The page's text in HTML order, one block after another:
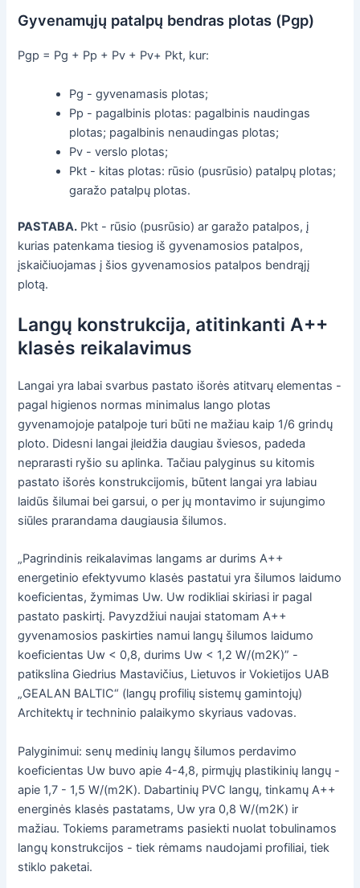
Gyvenamųjų patalpų bendras plotas (Pgp)
Pgp = Pg + Pp + Pv + Pv+ Pkt, kur:
Pg - gyvenamasis plotas;
Pp - pagalbinis plotas: pagalbinis naudingas
plotas; pagalbinis nenaudingas plotas;
Pv - verslo plotas;
Pkt - kitas plotas: rūsio (pusrūsio) patalpų plotas;
garažo patalpų plotas.
PASTABA. Pkt - rūsio (pusrūsio) ar garažo patalpos, į
kurias patenkama tiesiog iš gyvenamosios patalpos,
įskaičiuojamas į šios gyvenamosios patalpos bendrąjį
plotą.
Langų konstrukcija, atitinkanti A++
klasės reikalavimus
Langai yra labai svarbus pastato išorės atitvarų elementas -
pagal higienos normas minimalus lango plotas
gyvenamojoje patalpoje turi būti ne mažiau kaip 1/6 grindų
ploto. Didesni langai įleidžia daugiau šviesos, padeda
neprarasti ryšio su aplinka. Tačiau palyginus su kitomis
pastato išorės konstrukcijomis, būtent langai yra labiau
laidūs šilumai bei garsui, o per jų montavimo ir sujungimo
siūles prarandama daugiausia šilumos.
„Pagrindinis reikalavimas langams ar durims A++
energetinio efektyvumo klasės pastatui yra šilumos laidumo
koeficientas, žymimas Uw. Uw rodikliai skiriasi ir pagal
pastato paskirtį. Pavyzdžiui naujai statomam A++
gyvenamosios paskirties namui langų šilumos laidumo
koeficientas Uw < 0,8, durims Uw < 1,2 W/(m2K)” -
patikslina Giedrius Mastavičius, Lietuvos ir Vokietijos UAB
„GEALAN BALTIC“ (langų profilių sistemų gamintojų)
Architektų ir techninio palaikymo skyriaus vadovas.
Palyginimui: senų medinių langų šilumos perdavimo
koeficientas Uw buvo apie 4-4,8, pirmųjų plastikinių langų -
apie 1,7 - 1,5 W/(m2K). Dabartinių PVC langų, tinkamų A++
energinės klasės pastatams, Uw yra 0,8 W/(m2K) ir
mažiau. Tokiems parametrams pasiekti nuolat tobulinamos
langų konstrukcijos - tiek rėmams naudojami profiliai, tiek
stiklo paketai.